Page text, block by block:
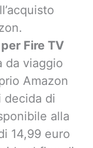
Fire TV
da viaggio
Amazon
decida di
alla
14,99 euro